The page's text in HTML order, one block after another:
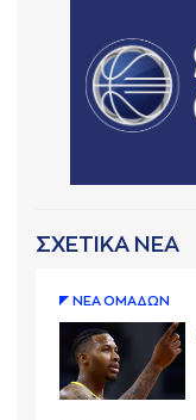
ΣΧΕΤΙΚΑ ΝΕΑ
ΝΕA ΟΜAΔΩΝ